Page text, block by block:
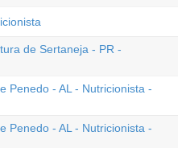
de Sertaneja - PR -
Penedo - AL - Nutricionista -
Penedo - AL - Nutricionista -